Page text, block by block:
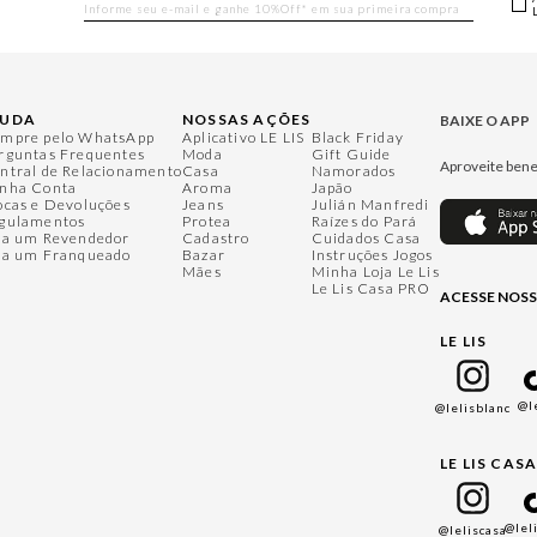
pelo WhatsApp
Frequentes
de Relacionamento
Conta
e Devoluções
um Revendedor
um Franqueado
NOSSAS AÇÕES
Aplicativo LE LIS
Moda
Casa
Aroma
Jeans
Protea
Cadastro
Bazar
Mães
Black Friday
Gift Guide
Namorados
Japão
Julián Manfredi
Raízes do Pará
Cuidados Casa
Instruções Jogos
Minha Loja Le Lis
Le Lis Casa PRO
BAIXE O APP
Aproveite
ACESSE
LE LIS
@lelisblanc
LE LIS CASA
@leliscasa